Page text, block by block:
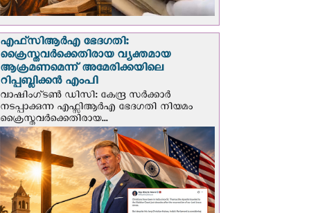
എഫ്‌സി‌ആര്‍‌എ ഭേദഗതി:
ക്രൈസ്തവർക്കെതിരായ വ്യക്തമായ
ആക്രമണമെന്ന് അമേരിക്കയിലെ
റിപ്പബ്ലിക്കൻ എംപി
വാഷിംഗ്ടണ്‍ ഡി‌സി: കേന്ദ്ര സർക്കാർ
നടപ്പാക്കുന്ന എഫ്സിആർഎ ഭേദഗതി നിയമം
ക്രൈസ്തവർക്കെതിരായ...